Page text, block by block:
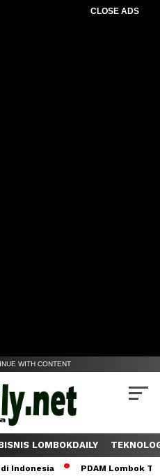
CLOSE ADS
WITH CONTENT
LOMBOKDAILY
PDAM Lombok Tengah